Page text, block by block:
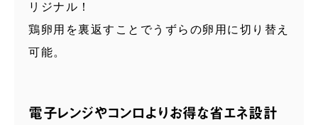
リジナル！
鶏卵用を裏返すことでうずらの卵用に切り替え
可能。
電子レンジやコンロよりお得な省エネ設計